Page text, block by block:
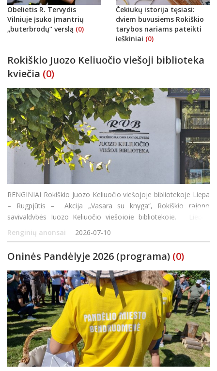
Obelietis R. Tervydis
Vilniuje įsuko įmantrių
„buterbrodų“ verslą (0)
Čekiukų istorija tęsiasi:
dviem buvusiems Rokiškio
tarybos nariams pateikti
ieškiniai (0)
Rokiškio Juozo Keliuočio viešoji biblioteka
kviečia (0)
RENGINIAI Rokiškio Juozo Keliuočio viešojoje bibliotekoje Liepa
– Rugpjūtis – Akcija „Vasara su knyga“, Rokiškio rajono
savivaldybės Juozo Keliuočio viešojoje bibliotekoje. Liepos
mėnesį – Akcija „Draugystės laiš
Renginių anonsai 2026-07-10
Oninės Pandėlyje 2026 (programa) (0)